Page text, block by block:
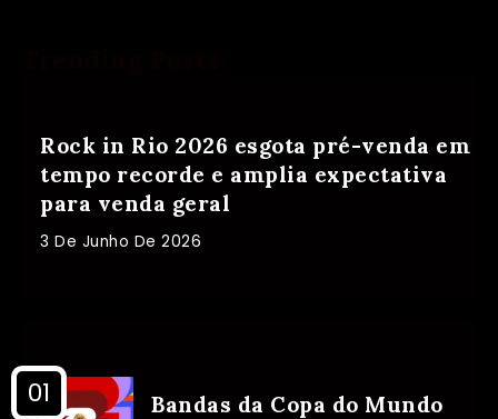
Rock in Rio 2026 esgota pré-venda em
tempo recorde e amplia expectativa
para venda geral
3 De Junho De 2026
Bandas da Copa do Mundo